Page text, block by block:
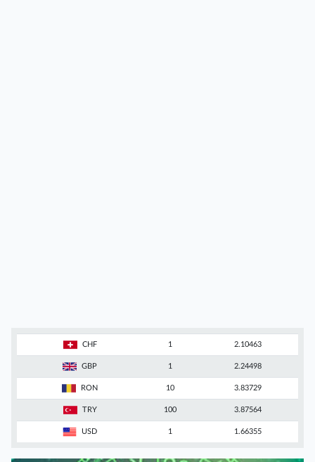
CHF 1 2.10463
GBP 1 2.24498
RON 10 3.83729
TRY 100 3.87564
USD 1 1.66355